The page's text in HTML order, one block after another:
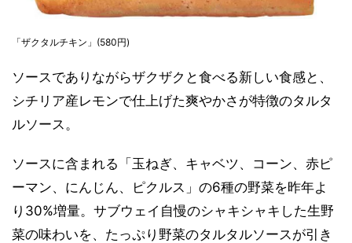
「ザクタルチキン」(580円)
ソースでありながらザクザクと食べる新しい食感と、
シチリア産レモンで仕上げた爽やかさが特徴のタルタ
ルソース。
ソースに含まれる「玉ねぎ、キャベツ、コーン、赤ピ
ーマン、にんじん、ピクルス」の6種の野菜を昨年よ
り30%増量。サブウェイ自慢のシャキシャキした生野
菜の味わいを、たっぷり野菜のタルタルソースが引き